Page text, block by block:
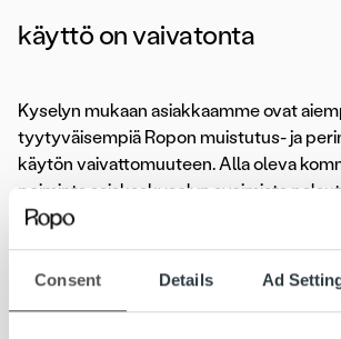
Consent Details Ad
käyttö on vaivatonta
Kyselyn mukaan asiakkaamme ovat
tyytyväisempiä Ropon muistutus- ja
käytön vaivattomuuteen. Alla oleva
poiminta asiakaskyselyn avoimista
hyvin toimintamallimme
”Ropon asiakkaana on hyvä olla.